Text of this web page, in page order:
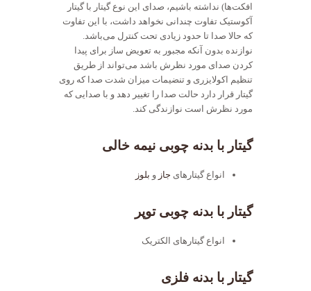
افکت‌ها) نداشته باشیم، صدای این نوع گیتار با گیتار
آکوستیک تفاوت چندانی نخواهد داشت، با این تفاوت
که حالا صدا تا حدود زیادی تحت کنترل می‌باشد.
نوازنده بدون آنکه مجبور به تعویض ساز برای پیدا
کردن صدای مورد نظرش باشد می‌تواند از طریق
تنظیم اکولایزری و تنضیمات میزان شدت صدا که روی
گیتار قرار دارد حالت صدا را تغییر دهد و با صدایی که
مورد نظرش است نوازندگی کند.
گیتار با بدنه چوبی نیمه خالی
انواع گیتارهای جاز و بلوز
گیتار با بدنه چوبی توپر
انواع گیتارهای الکتریک
گیتار با بدنه فلزی